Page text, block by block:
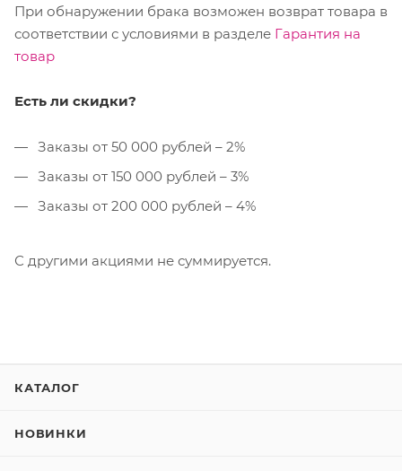
При обнаружении брака возможен возврат товара в
соответствии с условиями в разделе Гарантия на
товар
Есть ли скидки?
Заказы от 50 000 рублей – 2%
Заказы от 150 000 рублей – 3%
Заказы от 200 000 рублей – 4%
С другими акциями не суммируется.
КАТАЛОГ
НОВИНКИ